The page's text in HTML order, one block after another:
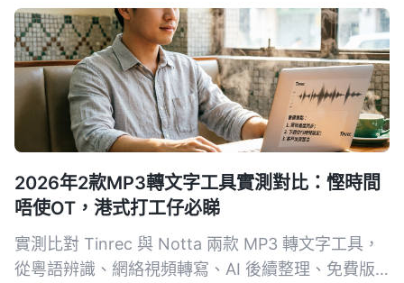
2026年2款MP3轉文字工具實測對比：慳時間
唔使OT，港式打工仔必睇
實測比對 Tinrec 與 Notta 兩款 MP3 轉文字工具，
從粵語辨識、網絡視頻轉寫、AI 後續整理、免費版